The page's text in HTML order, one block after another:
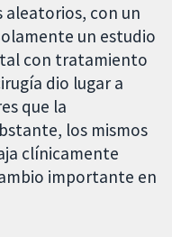
aleatorios, con un
un estudio
con tratamiento
dio lugar a
que la
los mismos
clínicamente
importante en